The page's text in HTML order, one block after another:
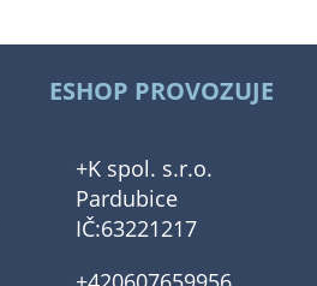
ESHOP PROVOZUJE
+K spol. s.r.o.
Pardubice
IČ:63221217